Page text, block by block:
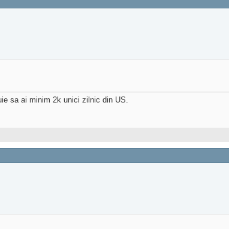
sa ai minim 2k unici zilnic din US.